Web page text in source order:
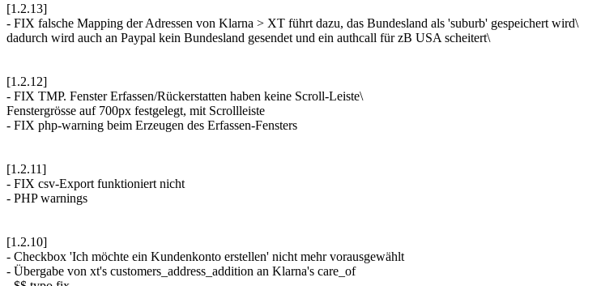
[1.2.13]
- FIX falsche Mapping der Adressen von Klarna > XT führt dazu, das Bundesland als 'suburb' gespeichert wird\
dadurch wird auch an Paypal kein Bundesland gesendet und ein authcall für zB USA scheitert\
[1.2.12]
- FIX TMP. Fenster Erfassen/Rückerstatten haben keine Scroll-Leiste\
Fenstergrösse auf 700px festgelegt, mit Scrollleiste
- FIX php-warning beim Erzeugen des Erfassen-Fensters
[1.2.11]
- FIX csv-Export funktioniert nicht
- PHP warnings
[1.2.10]
- Checkbox 'Ich möchte ein Kundenkonto erstellen' nicht mehr vorausgewählt
- Übergabe von xt's customers_address_addition an Klarna's care_of